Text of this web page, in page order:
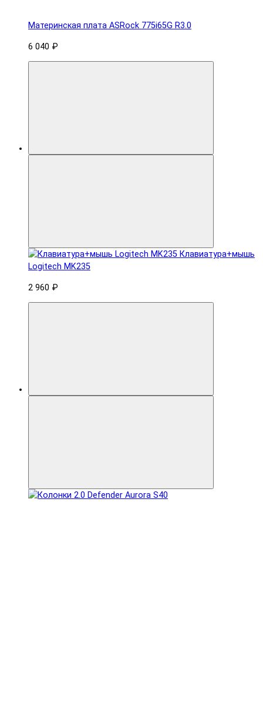
Материнская плата ASRock 775i65G R3.0
6 040 ₽
Клавиатура+мышь
Logitech MK235
2 960 ₽